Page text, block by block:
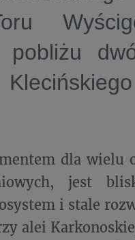
dla wielu
jest
i stale
alei